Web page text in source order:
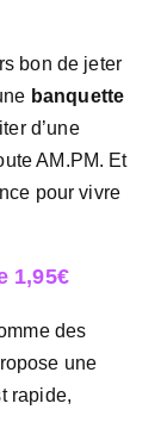
bon de jeter
banquette
d’une
AM.PM. Et
pour vivre
1,95€
des
une
rapide,